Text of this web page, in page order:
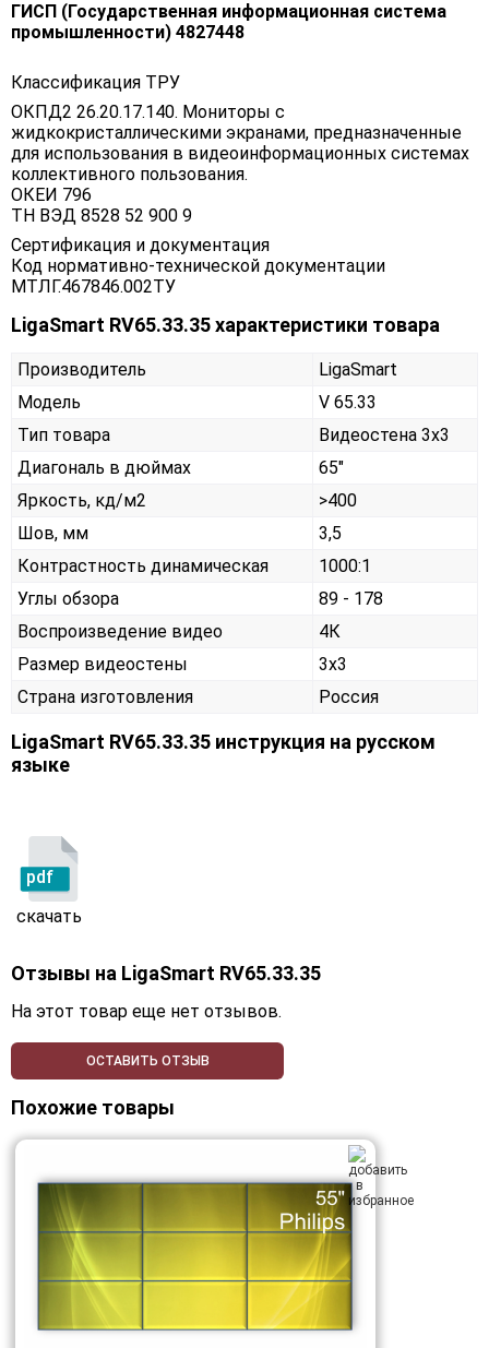
ГИСП (Государственная информационная система
промышленности) 4827448
Классификация ТРУ
ОКПД2 26.20.17.140. Мониторы с
жидкокристаллическими экранами, предназначенные
для использования в видеоинформационных системах
коллективного пользования.
ОКЕИ 796
ТН ВЭД 8528 52 900 9
Сертификация и документация
Код нормативно-технической документации
МТЛГ.467846.002ТУ
LigaSmart RV65.33.35 характеристики товара
Производитель
LigaSmart
Модель
V 65.33
Тип товара
Видеостена 3х3
Диагональ в дюймах
65"
Яркость, кд/м2
>400
Шов, мм
3,5
Контрастность динамическая
1000:1
Углы обзора
89 - 178
Воспроизведение видео
4К
Размер видеостены
3x3
Страна изготовления
Россия
LigaSmart RV65.33.35 инструкция на русском
языке
pdf
скачать
Отзывы на LigaSmart RV65.33.35
На этот товар еще нет отзывов.
ОСТАВИТЬ ОТЗЫВ
Похожие товары